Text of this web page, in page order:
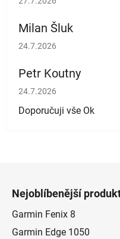
Milan Šluk
Hodnocení obchodu je 5
24.7.2026
Petr Koutny
Hodnocení obchodu je 5
24.7.2026
Doporučuji vše Ok
Nejoblíbenější
Garmin Fenix 8
Garmin Edge 1050